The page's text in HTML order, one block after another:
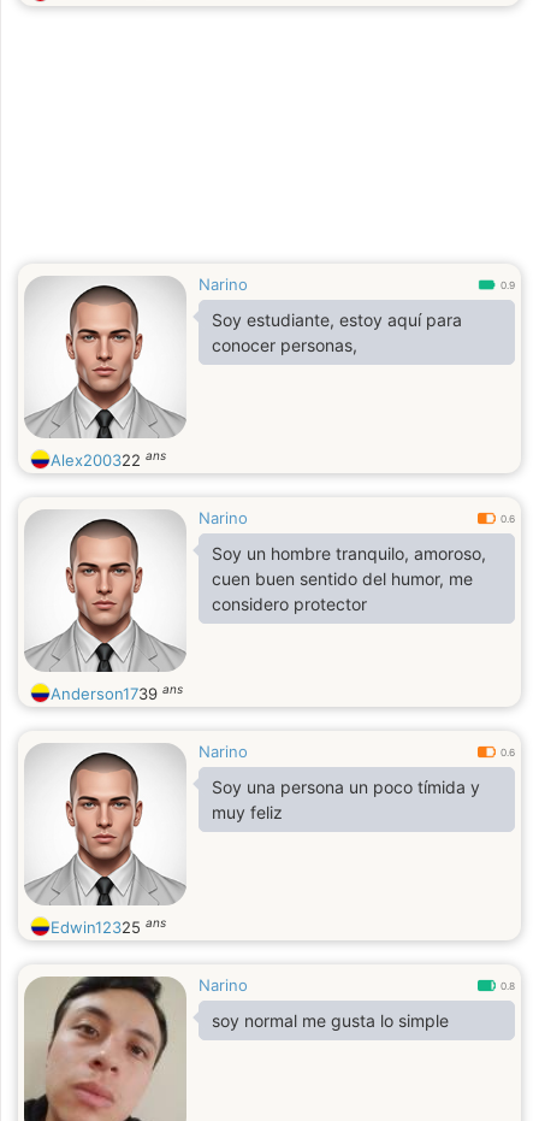
Narino 0.9
Soy estudiante, estoy aquí para
conocer personas,
Alex200322 ans
Narino 0.6
Soy un hombre tranquilo, amoroso,
cuen buen sentido del humor, me
considero protector
Anderson1739 ans
Narino 0.6
Soy una persona un poco tímida y
muy feliz
Edwin12325 ans
Narino 0.8
soy normal me gusta lo simple